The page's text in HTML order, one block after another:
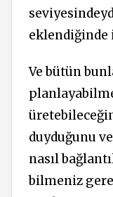
eklendiğinde
Ve bütün
duyduğunu
nasıl
bilmeniz